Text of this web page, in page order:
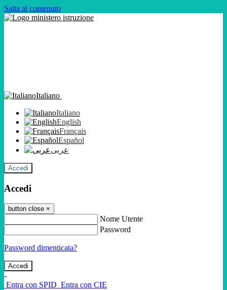
Salta al contenuto
Italiano
Italiano
English
Français
Español
عربى
Accedi
Accedi
button close ×
Nome Utente
Password
Password dimenticata?
-
Entra con SPID Entra con CIE